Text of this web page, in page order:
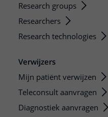
Research groups
Researchers
Research technologies
Verwijzers
Mijn patiënt verwijzen
Teleconsult aanvragen
Diagnostiek aanvragen